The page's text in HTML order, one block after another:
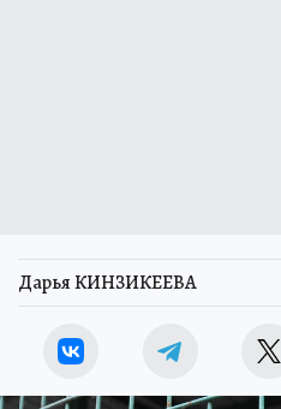
Дарья КИНЗИКЕЕВА